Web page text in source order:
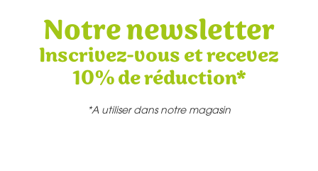
Notre newsletter
Inscrivez-vous et recevez
10% de réduction*
*A utiliser dans notre magasin